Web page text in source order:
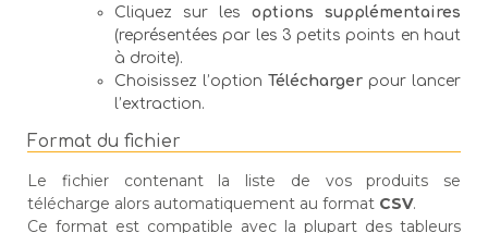
Cliquez sur les options supplémentaires
(représentées par les 3 petits points en haut
à droite).
Choisissez l’option Télécharger pour lancer
l’extraction.
Format du fichier
Le fichier contenant la liste de vos produits se
télécharge alors automatiquement au format CSV.
Ce format est compatible avec la plupart des tableurs